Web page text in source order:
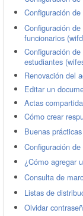
Configuración
Configuración
funcionarios
Configuración
estudiantes
Renovación del
Editar un
Actas
Cómo crear
Buenas
Configuración de
¿Cómo agregar
Consulta de
Listas de
Olvidar